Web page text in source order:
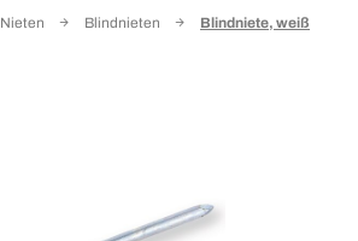
Nieten Blindnieten Blindniete, weiß